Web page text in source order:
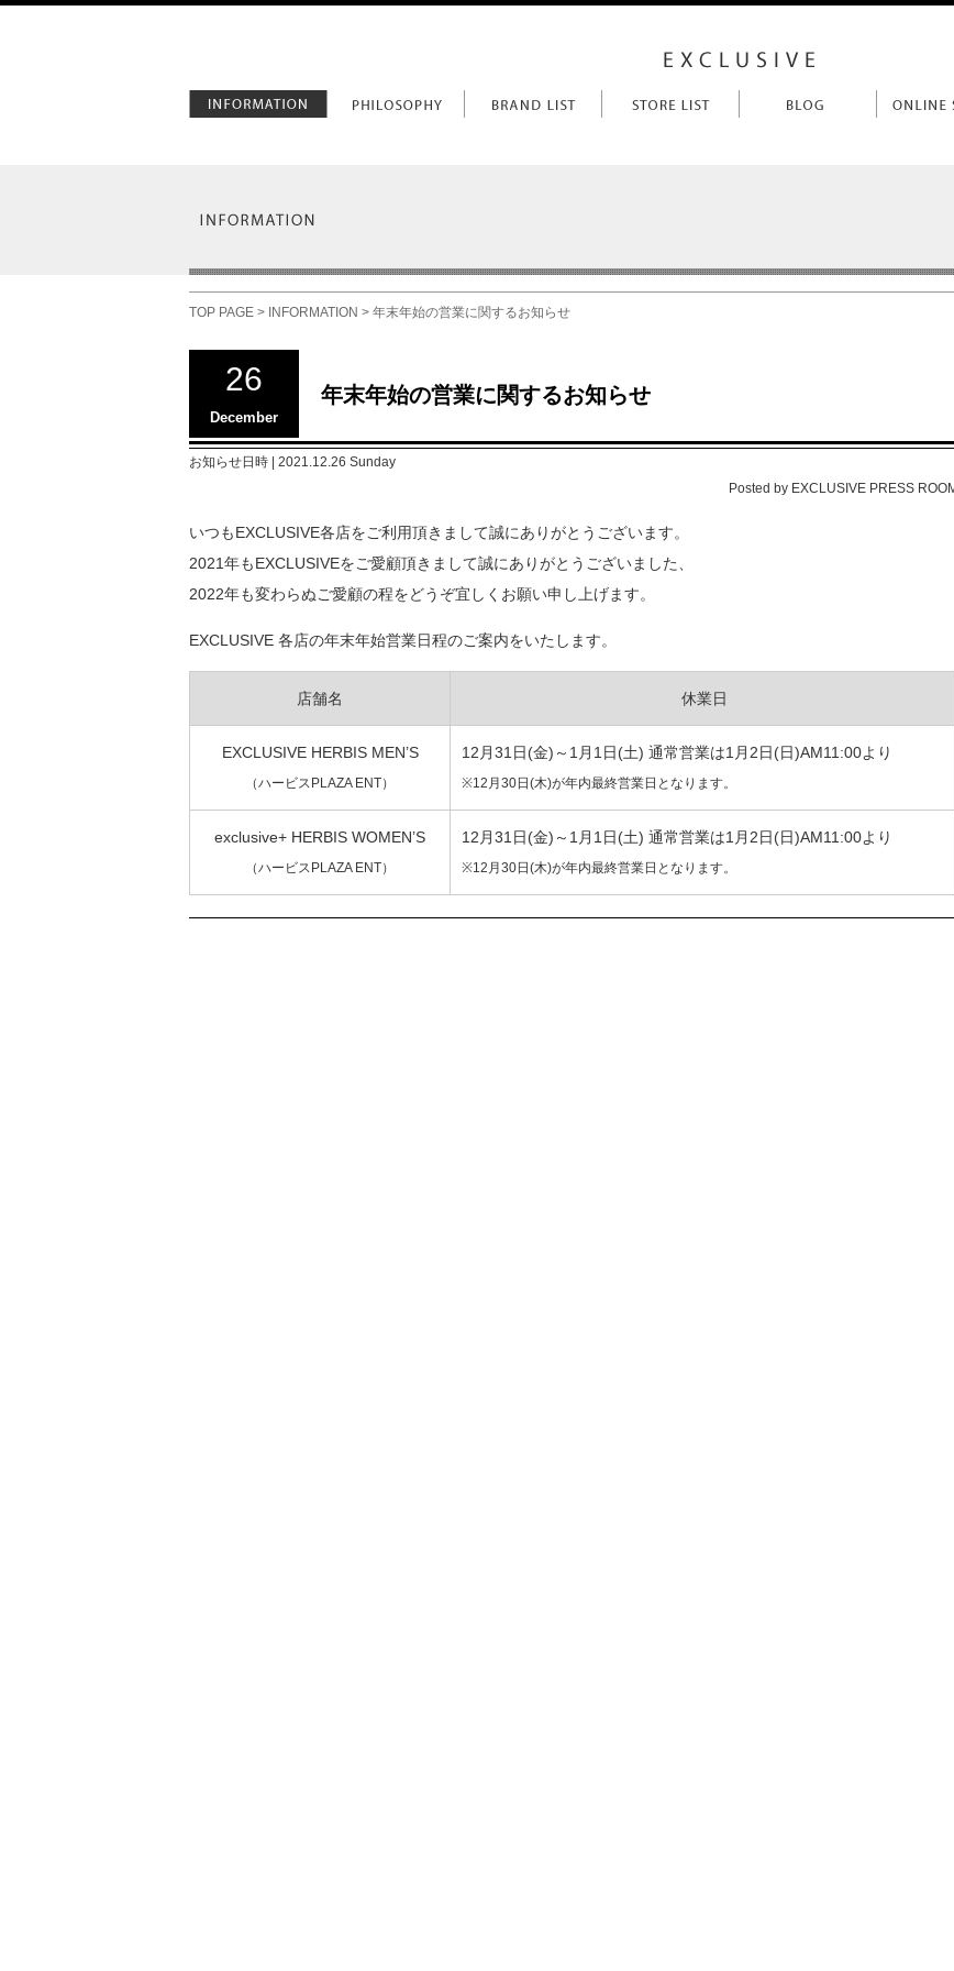
TOP PAGE > INFORMATION > 年末年始の営業に関するお知らせ
26
December
年末年始の営業に関するお知らせ
お知らせ日時 | 2021.12.26 Sunday
Posted by EXCLUSIVE PRESS
いつもEXCLUSIVE各店をご利用頂きまして誠にありがとうございます。
2021年もEXCLUSIVEをご愛顧頂きまして誠にありがとうございました、
2022年も変わらぬご愛顧の程をどうぞ宜しくお願い申し上げます。
EXCLUSIVE 各店の年末年始営業日程のご案内をいたします。
店舗名 休業日
EXCLUSIVE HERBIS MEN’S
（ハービスPLAZA ENT）
12月31日(金)～1月1日(土) 通常営業は1月2日(日)AM11:00より
※12月30日(木)が年内最終営業日となります。
exclusive+ HERBIS WOMEN’S
（ハービスPLAZA ENT）
12月31日(金)～1月1日(土) 通常営業は1月2日(日)AM11:00より
※12月30日(木)が年内最終営業日となります。